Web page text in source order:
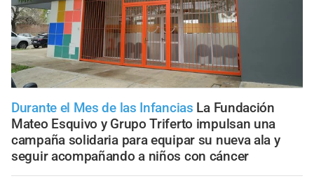
Durante el Mes de las Infancias La Fundación
Mateo Esquivo y Grupo Triferto impulsan una
campaña solidaria para equipar su nueva ala y
seguir acompañando a niños con cáncer